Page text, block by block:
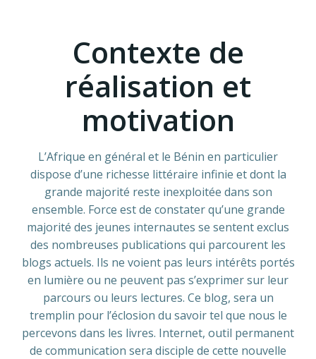
Contexte de
réalisation et
motivation
L’Afrique en général et le Bénin en particulier
dispose d’une richesse littéraire infinie et dont la
grande majorité reste inexploitée dans son
ensemble. Force est de constater qu’une grande
majorité des jeunes internautes se sentent exclus
des nombreuses publications qui parcourent les
blogs actuels. Ils ne voient pas leurs intérêts portés
en lumière ou ne peuvent pas s’exprimer sur leur
parcours ou leurs lectures. Ce blog, sera un
tremplin pour l’éclosion du savoir tel que nous le
percevons dans les livres. Internet, outil permanent
de communication sera disciple de cette nouvelle